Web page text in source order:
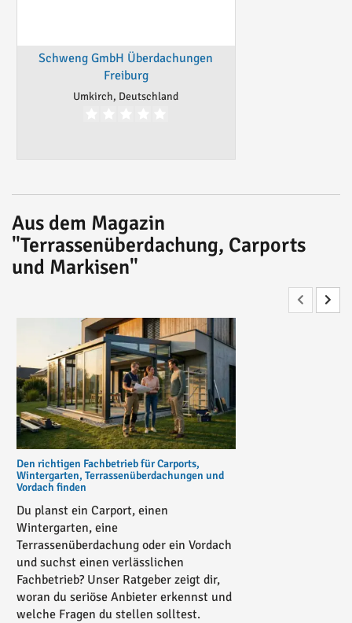
Schweng GmbH Überdachungen
Freiburg
Umkirch, Deutschland
Aus dem Magazin
"Terrassenüberdachung, Carports
und Markisen"
Den richtigen Fachbetrieb für Carports,
Wintergarten, Terrassenüberdachungen und
Vordach finden
Du planst ein Carport, einen
Wintergarten, eine
Terrassenüberdachung oder ein Vordach
und suchst einen verlässlichen
Fachbetrieb? Unser Ratgeber zeigt dir,
woran du seriöse Anbieter erkennst und
welche Fragen du stellen solltest.